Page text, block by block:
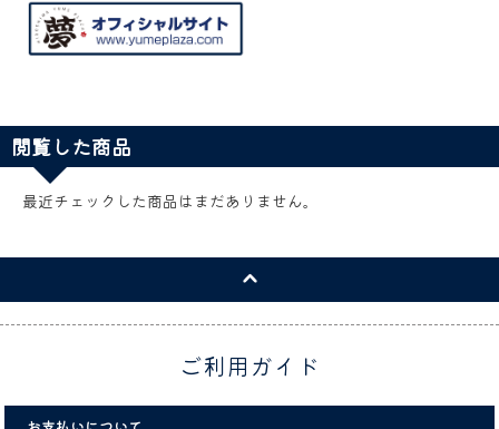
閲覧した商品
最近チェックした商品はまだありません。
ご利用ガイド